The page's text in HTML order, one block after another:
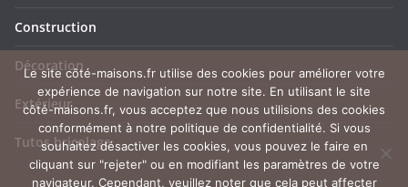
Construction
Décoration
Extérieur
Tutos bricolage
Le site côté-maisons.fr utilise des cookies pour améliorer votre
expérience de navigation sur notre site. En utilisant le site
côté-maisons.fr, vous acceptez que nous utilisions des cookies
conformément à notre politique de confidentialité. Si vous
souhaitez désactiver les cookies, vous pouvez le faire en
cliquant sur "rejeter" ou en modifiant les paramètres de votre
navigateur. Cependant, veuillez noter que cela peut affecter